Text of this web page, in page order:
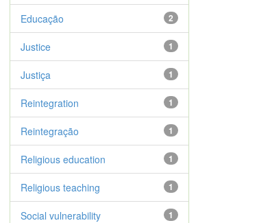
2
Educação
1
Justice
1
Justiça
1
Reintegration
1
Reintegração
1
Religious education
1
Religious teaching
1
Social vulnerability